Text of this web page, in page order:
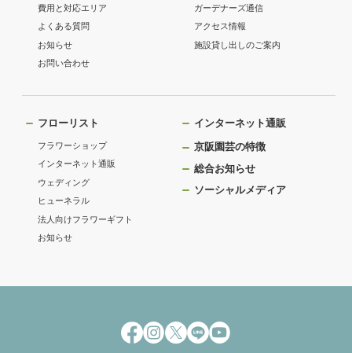
費用と対応エリア
よくある質問
お知らせ
お問い合わせ
ガーデナーズ通信
アクセス情報
施設貸し出しのご案内
フローリスト
フラワーショップ
インターネット通販
ウェディング
ヒューネラル
法人向けフラワーギフト
お知らせ
インターネット通販
京阪園芸の特徴
総合お知らせ
ソーシャルメディア